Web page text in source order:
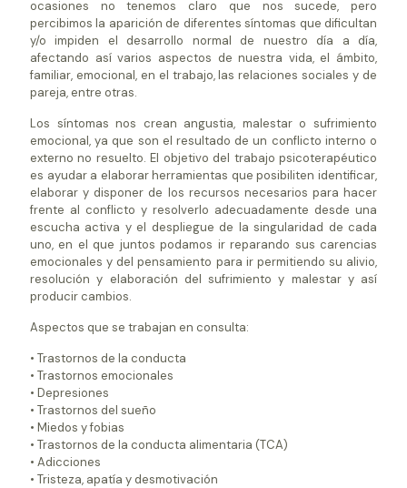
ocasiones no tenemos claro que nos sucede, pero
percibimos la aparición de diferentes síntomas que dificultan
y/o impiden el desarrollo normal de nuestro día a día,
afectando así varios aspectos de nuestra vida, el ámbito,
familiar, emocional, en el trabajo, las relaciones sociales y de
pareja, entre otras.
Los síntomas nos crean angustia, malestar o sufrimiento
emocional, ya que son el resultado de un conflicto interno o
externo no resuelto. El objetivo del trabajo psicoterapéutico
es ayudar a elaborar herramientas que posibiliten identificar,
elaborar y disponer de los recursos necesarios para hacer
frente al conflicto y resolverlo adecuadamente desde una
escucha activa y el despliegue de la singularidad de cada
uno, en el que juntos podamos ir reparando sus carencias
emocionales y del pensamiento para ir permitiendo su alivio,
resolución y elaboración del sufrimiento y malestar y así
producir cambios.
Aspectos que se trabajan en consulta:
• Trastornos de la conducta
• Trastornos emocionales
• Depresiones
• Trastornos del sueño
• Miedos y fobias
• Trastornos de la conducta alimentaria (TCA)
• Adicciones
• Tristeza, apatía y desmotivación